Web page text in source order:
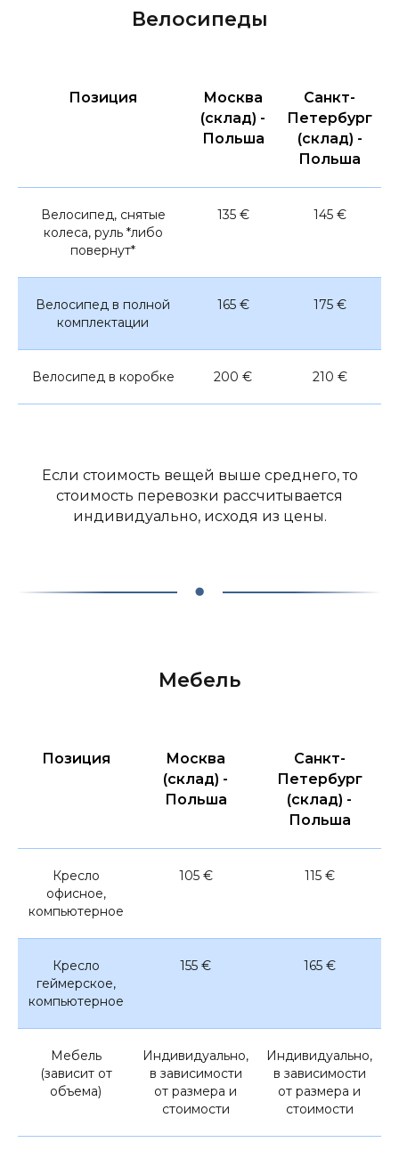
Велосипеды
Позиция
Москва
(склад) -
Польша
Санкт-
Петербург
(склад) -
Польша
Велосипед, снятые
колеса, руль *либо
повернут*
135 € 145 €
Велосипед в полной
комплектации
165 € 175 €
Велосипед в коробке 200 € 210 €
Если стоимость вещей выше среднего, то
стоимость перевозки рассчитывается
индивидуально, исходя из цены.
Мебель
Позиция
Москва
(склад) -
Польша
Санкт-
Петербург
(склад) -
Польша
Кресло
офисное,
компьютерное
105 € 115 €
Кресло
геймерское,
компьютерное
155 € 165 €
Мебель
(зависит от
объема)
Индивидуально,
в зависимости
от размера и
стоимости
Индивидуально,
в зависимости
от размера и
стоимости